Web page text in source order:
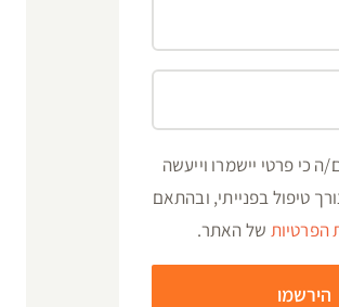
ה כי פרטי יישמרו וייעשה
טיפול בפנייתי, ובהתאם
הפרטיות של האתר.